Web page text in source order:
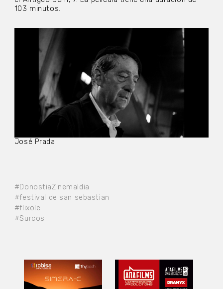
#DonostiaZinemaldia
#festival de san sebastian
#flixole
#Surcos
103 minutos.
José Prada.